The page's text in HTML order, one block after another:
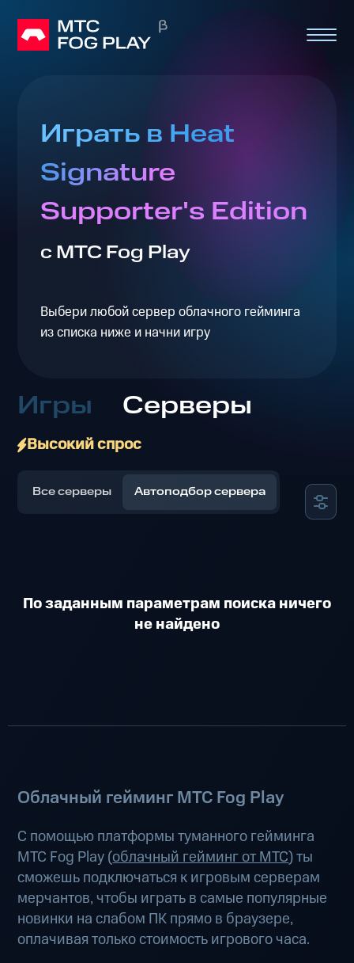
Играть в Heat
Signature
Supporter's Edition
с МТС Fog Play
Выбери любой сервер облачного гейминга
из списка ниже и начни игру
Игры Серверы
Высокий спрос
Все серверы Автоподбор сервера
По заданным параметрам поиска ничего
не найдено
Облачный гейминг МТС Fog Play
С помощью платформы туманного гейминга
МТС Fog Play (облачный гейминг от МТС) ты
сможешь подключаться к игровым серверам
мерчантов, чтобы играть в самые популярные
новинки на слабом ПК прямо в браузере,
оплачивая только стоимость игрового часа.